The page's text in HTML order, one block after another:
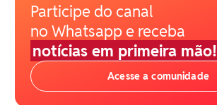
Participe do canal
no Whatsapp e receba
notícias em primeira mão!
Acesse a comunidade